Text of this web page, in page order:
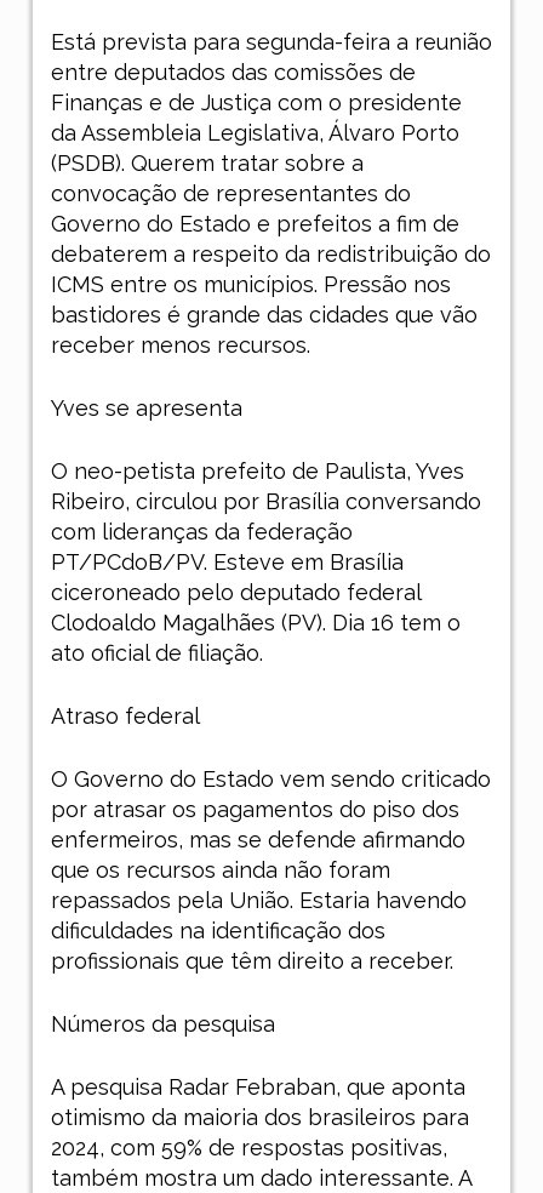
Está prevista para segunda-feira a reunião
entre deputados das comissões de
Finanças e de Justiça com o presidente
da Assembleia Legislativa, Álvaro Porto
(PSDB). Querem tratar sobre a
convocação de representantes do
Governo do Estado e prefeitos a fim de
debaterem a respeito da redistribuição do
ICMS entre os municípios. Pressão nos
bastidores é grande das cidades que vão
receber menos recursos.
Yves se apresenta
O neo-petista prefeito de Paulista, Yves
Ribeiro, circulou por Brasília conversando
com lideranças da federação
PT/PCdoB/PV. Esteve em Brasília
ciceroneado pelo deputado federal
Clodoaldo Magalhães (PV). Dia 16 tem o
ato oficial de filiação.
Atraso federal
O Governo do Estado vem sendo criticado
por atrasar os pagamentos do piso dos
enfermeiros, mas se defende afirmando
que os recursos ainda não foram
repassados pela União. Estaria havendo
dificuldades na identificação dos
profissionais que têm direito a receber.
Números da pesquisa
A pesquisa Radar Febraban, que aponta
otimismo da maioria dos brasileiros para
2024, com 59% de respostas positivas,
também mostra um dado interessante. A